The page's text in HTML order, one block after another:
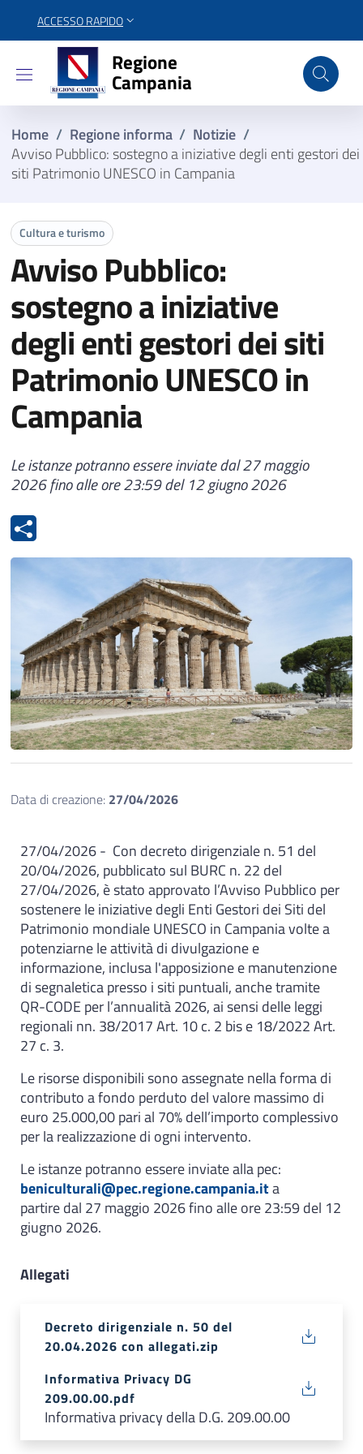
ACCESSO RAPIDO
Regione Campania
Regione
Campania
Home / Regione informa / Notizie /
Avviso Pubblico: sostegno a iniziative degli enti gestori dei
siti Patrimonio UNESCO in Campania
Cultura e turismo
Avviso Pubblico:
sostegno a iniziative
degli enti gestori dei siti
Patrimonio UNESCO in
Campania
Le istanze potranno essere inviate dal 27 maggio
2026 fino alle ore 23:59 del 12 giugno 2026
Data di creazione: 27/04/2026
27/04/2026 - Con decreto dirigenziale n. 51 del
20/04/2026, pubblicato sul BURC n. 22 del
27/04/2026, è stato approvato l’Avviso Pubblico per
sostenere le iniziative degli Enti Gestori dei Siti del
Patrimonio mondiale UNESCO in Campania volte a
potenziarne le attività di divulgazione e
informazione, inclusa l'apposizione e manutenzione
di segnaletica presso i siti puntuali, anche tramite
QR-CODE per l’annualità 2026, ai sensi delle leggi
regionali nn. 38/2017 Art. 10 c. 2 bis e 18/2022 Art.
27 c. 3.
Le risorse disponibili sono assegnate nella forma di
contributo a fondo perduto del valore massimo di
euro 25.000,00 pari al 70% dell’importo complessivo
per la realizzazione di ogni intervento.
Le istanze potranno essere inviate alla pec:
beniculturali@pec.regione.campania.ita
partire dal 27 maggio 2026 fino alle ore 23:59 del 12
giugno 2026.
Allegati
Decreto dirigenziale n. 50 del
20.04.2026 con allegati.zip
Informativa Privacy DG
209.00.00.pdf
Informativa privacy della D.G. 209.00.00